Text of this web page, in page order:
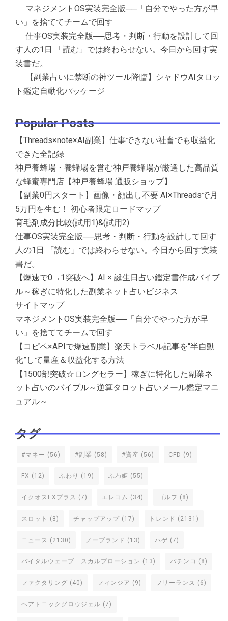
マネジメントOS実装完全版──「自分でやった方が早
い」を捨ててチームで回す
仕事OS実装完全版──思考・判断・行動を設計して回
す人の1日 「読む」では終わらせない。今日から回す実
装書だ。
【副業占いに禁断の神ツール降臨】シャドウAIタロッ
ト鑑定自動化パッケージ
Popular Posts
【Threads×note×AI副業】仕事できない社畜でも収益化
できた全記録
神戸養蜂場・養蜂場を営む神戸養蜂場が厳選した高品質
な蜂蜜専門店【神戸養蜂場 通販ショップ】
【副業0円スタート】画像・顔出し不要 AI×Threadsで月
5万円を生む！ 初心者限定ロードマップ
育毛剤成分比較(試用1)&(試用2)
仕事OS実装完全版──思考・判断・行動を設計して回す
人の1日 「読む」では終わらせない。今日から回す実装
書だ。
【爆速で0→1突破へ】AI × 誕生日占い鑑定書作成バイブ
ル～稼ぎに特化した副業ネット占いビジネス
サイトマップ
マネジメントOS実装完全版──「自分でやった方が早
い」を捨ててチームで回す
【コピペ×APIで爆速副業】楽天トラベル記事を“半自動
化”して量産＆収益化する方法
【1500部突破☆ロングセラー】稼ぎに特化した副業ネ
ット占いのバイブル～逆算タロット占いメール鑑定マニ
ュアル～
タグ
#マネー (56) #副業 (58) #資産 (56) CFD (9)
FX (12) ふわり (19) ふわ姫 (55)
イクオスEXプラス (7) エレコム (34) ゴルフ (8)
スロット (8) チャップアップ (17) トレンド (2131)
ニュース (2130) ノーブランド (13) ハゲ (7)
バイタルウェーブ スカルプローション (13) パチンコ (8)
ファクタリング (40) フィンジア (9) フリーランス (6)
ヘアトニックグロウジェル (7)